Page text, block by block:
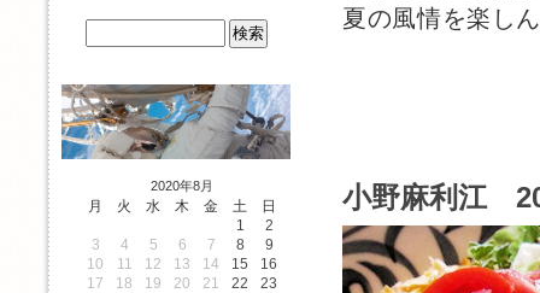
夏の風情を楽し
小野麻利江
2020年8月
月 火 水 木 金 土
日
1
2
3
4 5 6 7 8
9
10
11 12 13 14 15
16
17
18 19 20 21 22
23